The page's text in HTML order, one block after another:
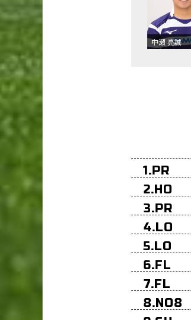
中瀬 亮誠
1.PR
2.HO
3.PR
4.LO
5.LO
6.FL
7.FL
8.NO8